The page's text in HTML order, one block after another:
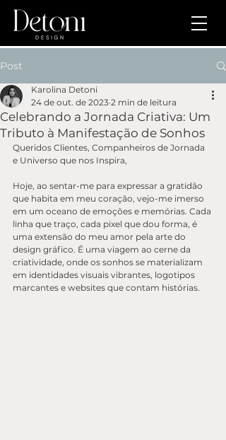
Post
Celebrando a Jornada Criativa: Um
Tributo à Manifestação de Sonhos
Karolina Detoni
24 de out. de 2023 2 min de leitura
Queridos Clientes, Companheiros de Jornada
e Universo que nos Inspira,
Hoje, ao sentar-me para expressar a gratidão
que habita em meu coração, vejo-me imerso
em um oceano de emoções e memórias. Cada
linha que traço, cada pixel que dou forma, é
uma extensão do meu amor pela arte do
design gráfico. É uma viagem ao cerne da
criatividade, onde os sonhos se materializam
em identidades visuais vibrantes, logotipos
marcantes e websites que contam histórias.